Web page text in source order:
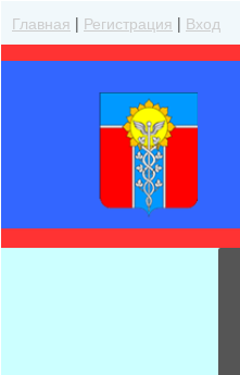
Главная | Регистрация | Вход